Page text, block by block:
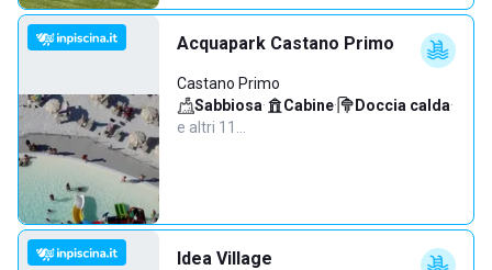
Acquapark Castano Primo
Castano Primo
Sabbiosa· Cabine· Doccia calda·
e altri 11…
Idea Village